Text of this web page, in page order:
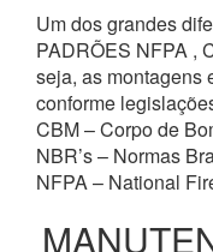
Um dos grandes
PADRÕES NFPA ,
seja, as montagens
conforme
CBM – Corpo de
NBR’s – Normas
NFPA – National